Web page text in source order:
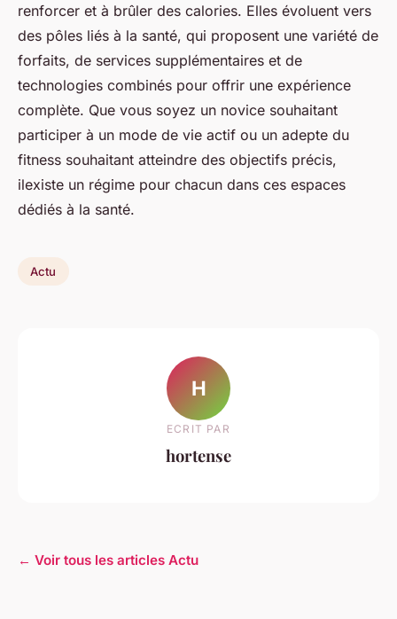
renforcer et à brûler des calories. Elles évoluent vers
des pôles liés à la santé, qui proposent une variété de
forfaits, de services supplémentaires et de
technologies combinés pour offrir une expérience
complète. Que vous soyez un novice souhaitant
participer à un mode de vie actif ou un adepte du
fitness souhaitant atteindre des objectifs précis,
ilexiste un régime pour chacun dans ces espaces
dédiés à la santé.
Actu
H
ECRIT PAR
hortense
← Voir tous les articles Actu